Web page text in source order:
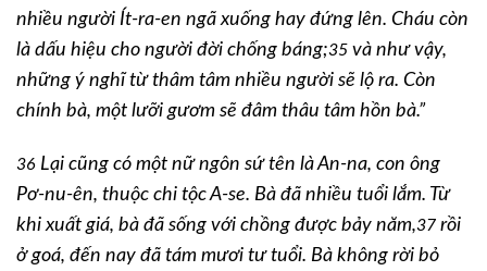
nhiều người Ít-ra-en ngã xuống hay đứng lên. Cháu còn
là dấu hiệu cho người đời chống báng;35 và như vậy,
những ý nghĩ từ thâm tâm nhiều người sẽ lộ ra. Còn
chính bà, một lưỡi gươm sẽ đâm thâu tâm hồn bà.”
36 Lại cũng có một nữ ngôn sứ tên là An-na, con ông
Pơ-nu-ên, thuộc chi tộc A-se. Bà đã nhiều tuổi lắm. Từ
khi xuất giá, bà đã sống với chồng được bảy năm,37 rồi
ở goá, đến nay đã tám mươi tư tuổi. Bà không rời bỏ